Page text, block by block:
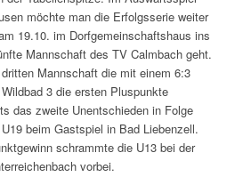
möchte man die Erfolgsserie weiter
19.10. im Dorfgemeinschaftshaus ins
Mannschaft des TV Calmbach geht.
Mannschaft die mit einem 6:3
3 die ersten Pluspunkte
das zweite Unentschieden in Folge
beim Gastspiel in Bad Liebenzell.
schrammte die U13 bei der
vorbei.